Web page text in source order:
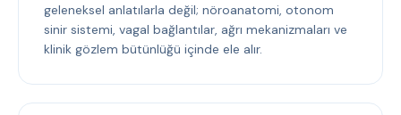
geleneksel anlatılarla değil; nöroanatomi, otonom
sinir sistemi, vagal bağlantılar, ağrı mekanizmaları ve
klinik gözlem bütünlüğü içinde ele alır.